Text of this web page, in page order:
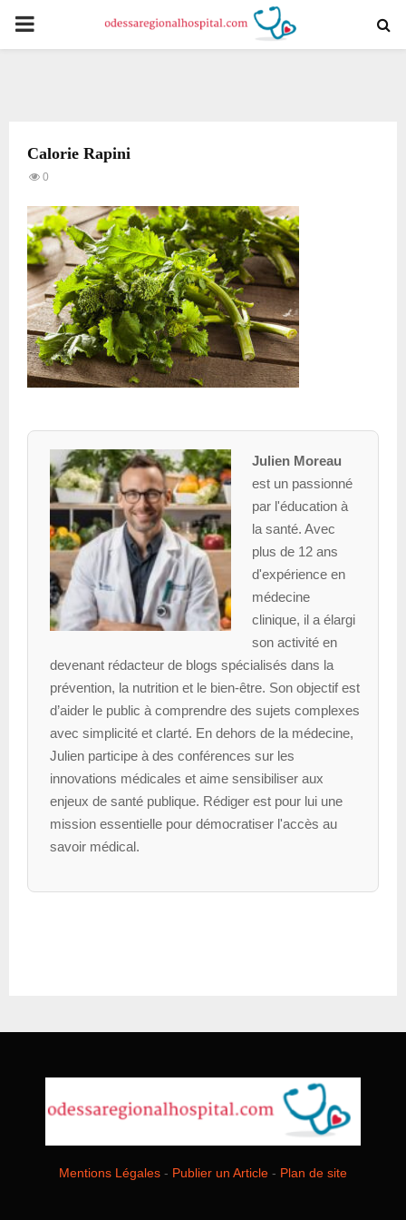
PRIMARY
Calorie Rapini
0
Julien Moreau
est un passionné
par l'éducation à
la santé. Avec
plus de 12 ans
d'expérience en
médecine
clinique, il a élargi
son activité en
devenant rédacteur de blogs spécialisés dans la
prévention, la nutrition et le bien-être. Son objectif est
d’aider le public à comprendre des sujets complexes
avec simplicité et clarté. En dehors de la médecine,
Julien participe à des conférences sur les
innovations médicales et aime sensibiliser aux
enjeux de santé publique. Rédiger est pour lui une
mission essentielle pour démocratiser l'accès au
savoir médical.
Mentions Légales - Publier un Article - Plan de site